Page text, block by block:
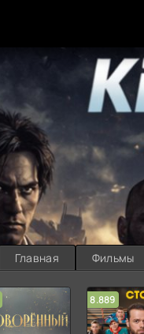
Главная Фильмы
8.889